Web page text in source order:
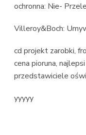
ochronna: Nie-
Villeroy&Boch:
cd projekt zarobki,
cena pioruna,
przedstawiciele
yyyyy